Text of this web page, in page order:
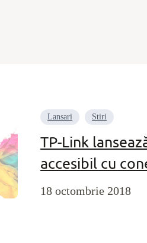
Lansari Stiri
TP-Link
accesibil cu
18 octombrie 2018